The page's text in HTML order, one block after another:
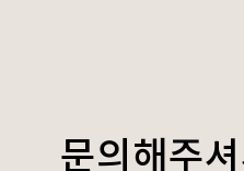
문의해주